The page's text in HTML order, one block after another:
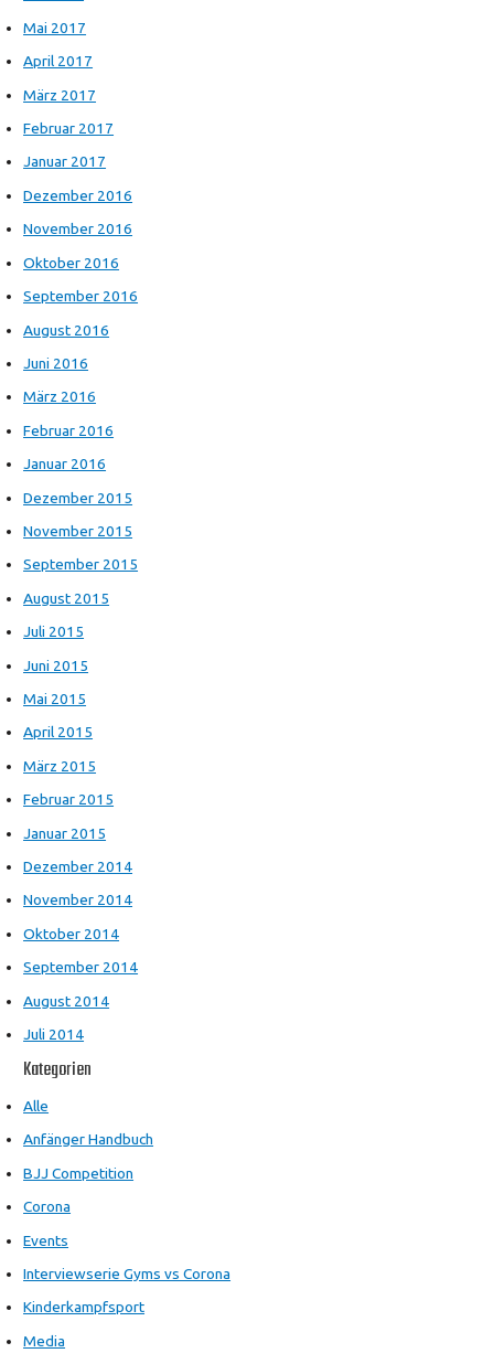
Mai 2017
April 2017
März 2017
Februar 2017
Januar 2017
Dezember 2016
November 2016
Oktober 2016
September 2016
August 2016
Juni 2016
März 2016
Februar 2016
Januar 2016
Dezember 2015
November 2015
September 2015
August 2015
Juli 2015
Juni 2015
Mai 2015
April 2015
März 2015
Februar 2015
Januar 2015
Dezember 2014
November 2014
Oktober 2014
September 2014
August 2014
Juli 2014
Kategorien
Alle
Anfänger Handbuch
BJJ Competition
Corona
Events
Interviewserie Gyms vs Corona
Kinderkampfsport
Media